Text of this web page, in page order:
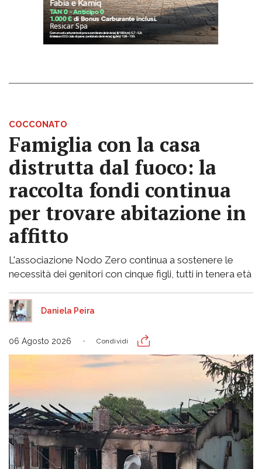
COCCONATO
Famiglia con la casa
distrutta dal fuoco: la
raccolta fondi continua
per trovare abitazione in
affitto
L'associazione Nodo Zero continua a sostenere le
necessità dei genitori con cinque figli, tutti in tenera età
Daniela Peira
06 Agosto 2026 Condividi